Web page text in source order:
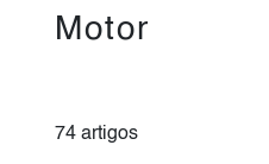
Motor
74 artigos